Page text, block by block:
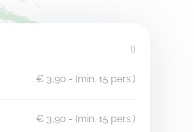
()
€ 3,90 - (min. 15 pers.)
€ 3,90 - (min. 15 pers.)